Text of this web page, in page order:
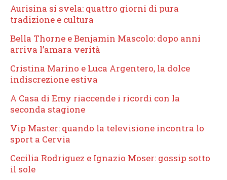
Aurisina si svela: quattro giorni di pura
tradizione e cultura
Bella Thorne e Benjamin Mascolo: dopo anni
arriva l’amara verità
Cristina Marino e Luca Argentero, la dolce
indiscrezione estiva
A Casa di Emy riaccende i ricordi con la
seconda stagione
Vip Master: quando la televisione incontra lo
sport a Cervia
Cecilia Rodriguez e Ignazio Moser: gossip sotto
il sole